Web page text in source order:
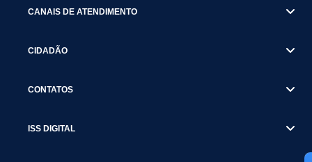
CANAIS DE ATENDIMENTO
CIDADÃO
CONTATOS
ISS DIGITAL